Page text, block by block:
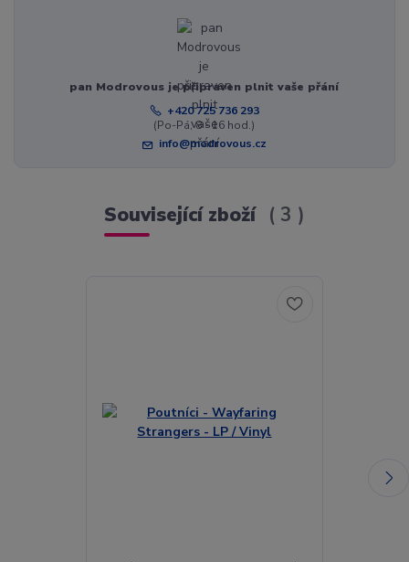
pan Modrovous je připraven plnit vaše přání
+420 725 736 293
(Po-Pá, 8 - 16 hod.)
info@modrovous.cz
Související zboží 3